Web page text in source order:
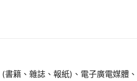
籍、雜誌、報紙)、電子廣電媒體